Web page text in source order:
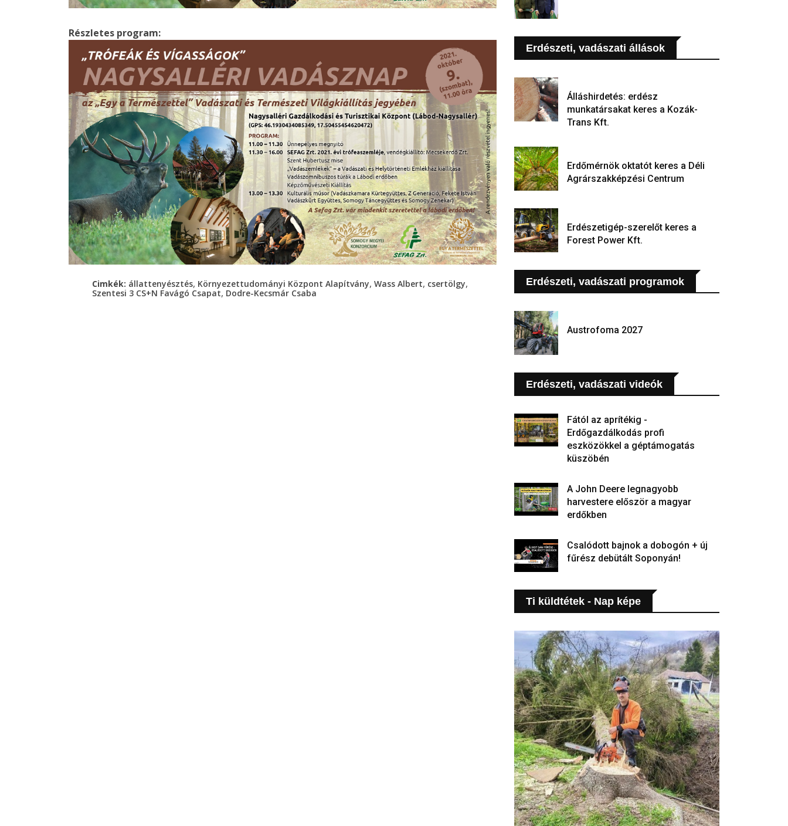
Részletes program:
Cimkék: állattenyésztés, Környezettudományi Központ Alapítvány, Wass Albert, csertölgy,
Szentesi 3 CS+N Favágó Csapat, Dodre-Kecsmár Csaba
Erdészeti, vadászati állások
Álláshirdetés: erdész
munkatársakat keres a Kozák-
Trans Kft.
Erdőmérnök oktatót keres a Déli
Agrárszakképzési Centrum
Erdészetigép-szerelőt keres a
Forest Power Kft.
Erdészeti, vadászati programok
Austrofoma 2027
Erdészeti, vadászati videók
Fától az aprítékig -
Erdőgazdálkodás profi
eszközökkel a géptámogatás
küszöbén
A John Deere legnagyobb
harvestere először a magyar
erdőkben
Csalódott bajnok a dobogón + új
fűrész debütált Soponyán!
Ti küldtétek - Nap képe